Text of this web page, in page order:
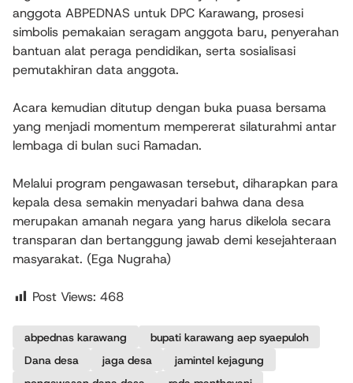
anggota ABPEDNAS untuk DPC Karawang, prosesi
simbolis pemakaian seragam anggota baru, penyerahan
bantuan alat peraga pendidikan, serta sosialisasi
pemutakhiran data anggota.
Acara kemudian ditutup dengan buka puasa bersama
yang menjadi momentum mempererat silaturahmi antar
lembaga di bulan suci Ramadan.
Melalui program pengawasan tersebut, diharapkan para
kepala desa semakin menyadari bahwa dana desa
merupakan amanah negara yang harus dikelola secara
transparan dan bertanggung jawab demi kesejahteraan
masyarakat. (Ega Nugraha)
Post Views: 468
abpednas karawang
bupati karawang aep syaepuloh
Dana desa
jaga desa
jamintel kejagung